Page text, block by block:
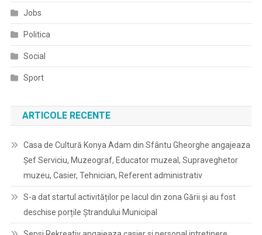
Jobs
Politica
Social
Sport
ARTICOLE RECENTE
Casa de Cultură Konya Adam din Sfântu Gheorghe angajeaza
Șef Serviciu, Muzeograf, Educator muzeal, Supraveghetor
muzeu, Casier, Tehnician, Referent administrativ
S-a dat startul activităților pe lacul din zona Gării și au fost
deschise porțile Ștrandului Municipal